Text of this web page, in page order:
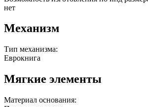
нет
Механизм
Тип механизма:
Еврокнига
Мягкие элементы
Материал основания: